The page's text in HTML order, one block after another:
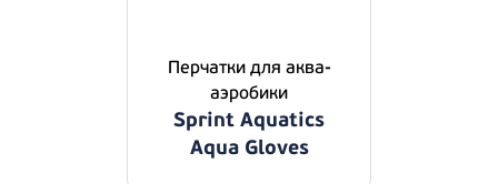
Перчатки для аква-
аэробики
Sprint Aquatics
Aqua Gloves